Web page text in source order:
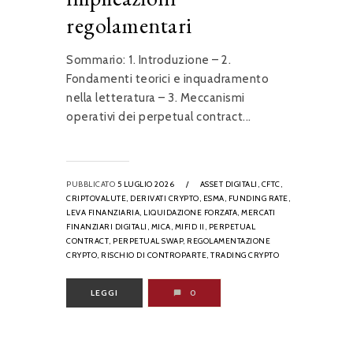
regolamentari
Sommario: 1. Introduzione – 2.
Fondamenti teorici e inquadramento
nella letteratura – 3. Meccanismi
operativi dei perpetual contract...
PUBBLICATO 5 LUGLIO 2026 / ASSET DIGITALI, CFTC,
CRIPTOVALUTE, DERIVATI CRYPTO, ESMA, FUNDING RATE,
LEVA FINANZIARIA, LIQUIDAZIONE FORZATA, MERCATI
FINANZIARI DIGITALI, MICA, MIFID II, PERPETUAL
CONTRACT, PERPETUAL SWAP, REGOLAMENTAZIONE
CRYPTO, RISCHIO DI CONTROPARTE, TRADING CRYPTO
LEGGI 0